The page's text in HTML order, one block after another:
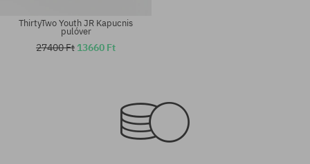
ThirtyTwo Youth JR Kapucnis
pulóver
27400 Ft 13660 Ft